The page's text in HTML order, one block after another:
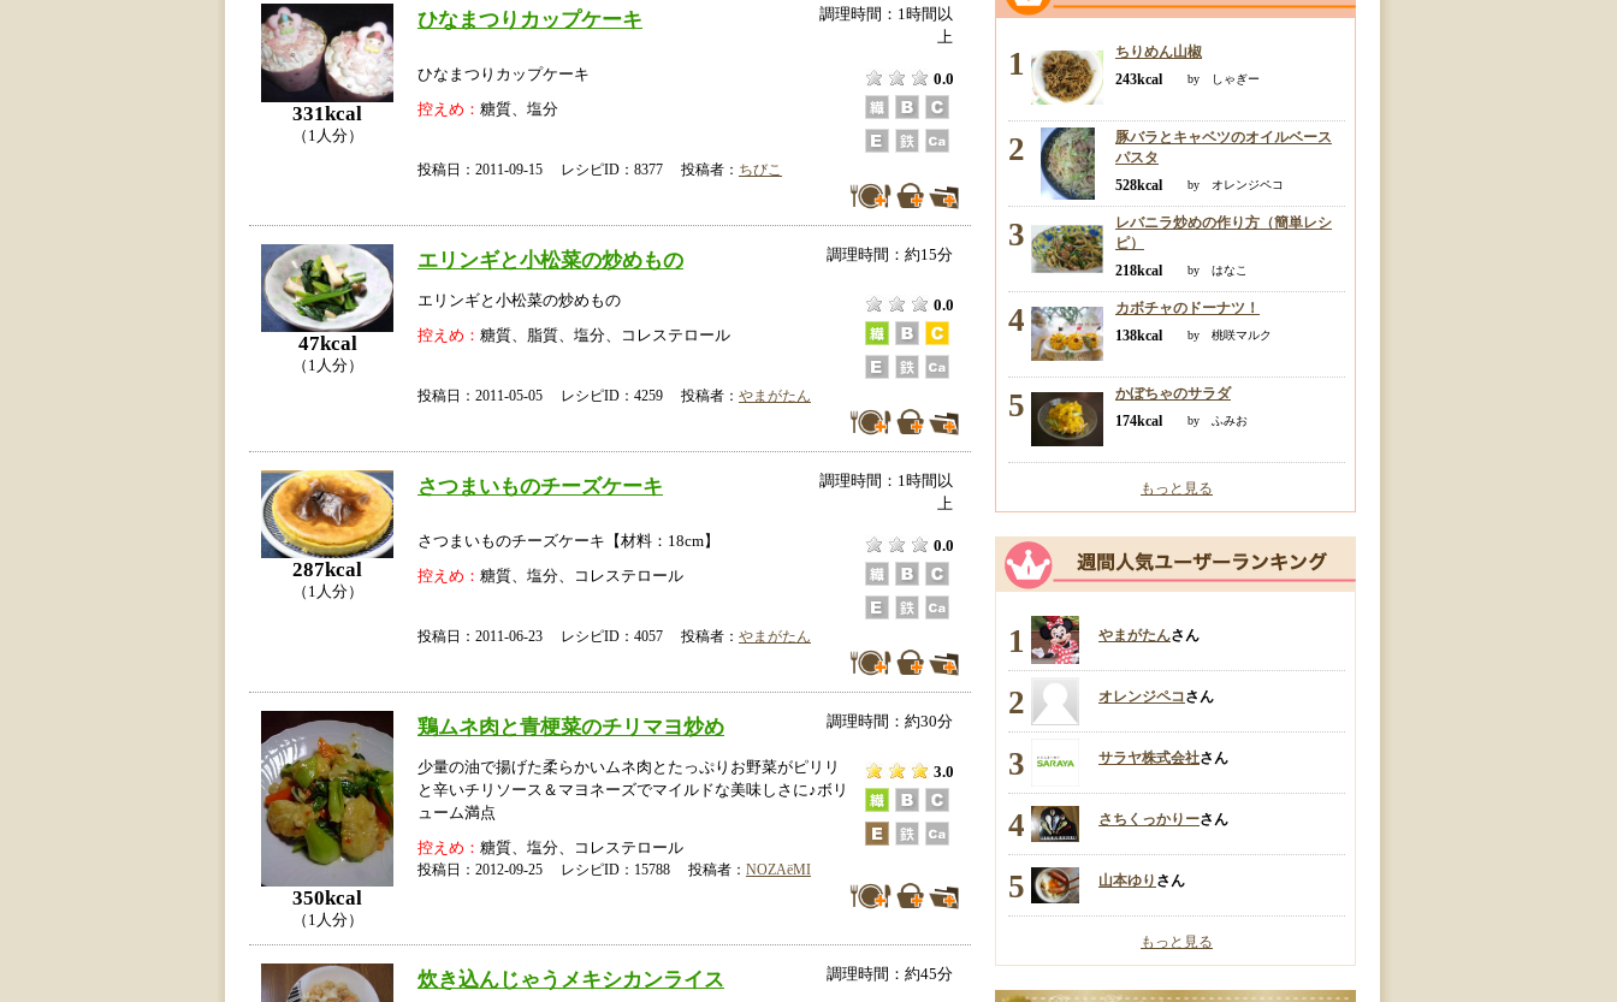
331kcal
（1人分）
ひなまつりカップケーキ
調理時間：1時間以
上
ひなまつりカップケーキ
0.0
控えめ： 糖質、塩分
投稿日：2011-09-15 レシピID：8377 投稿者： ちびこ
47kcal
（1人分）
エリンギと小松菜の炒めもの 調理時間：約15分
エリンギと小松菜の炒めもの
0.0
控えめ： 糖質、脂質、塩分、コレステロール
投稿日：2011-05-05 レシピID：4259 投稿者： やまがたん
287kcal
（1人分）
さつまいものチーズケーキ
調理時間：1時間以
上
さつまいものチーズケーキ【材料：18cm】
0.0
控えめ： 糖質、塩分、コレステロール
投稿日：2011-06-23 レシピID：4057 投稿者： やまがたん
350kcal
（1人分）
鶏ムネ肉と青梗菜のチリマヨ炒め 調理時間：約30分
少量の油で揚げた柔らかいムネ肉とたっぷりお野菜がピリリ
と辛いチリソース＆マヨネーズでマイルドな美味しさに♪ボリ
ューム満点
3.0
控えめ： 糖質、塩分、コレステロール
投稿日：2012-09-25 レシピID：15788 投稿者： NOZAёMI
炊き込んじゃうメキシカンライス 調理時間：約45分
1
ちりめん山椒
243kcal
by しゃぎー
2
豚バラとキャベツのオイルベース
パスタ
528kcal
by オレンジペコ
3
レバニラ炒めの作り方（簡単レシ
ピ）
218kcal
by はなこ
4
カボチャのドーナツ！
138kcal
by 桃咲マルク
5
かぼちゃのサラダ
174kcal
by ふみお
もっと見る
1 やまがたんさん
2 オレンジペコさん
3 サラヤ株式会社さん
4 さちくっかりーさん
5 山本ゆり さん
もっと見る